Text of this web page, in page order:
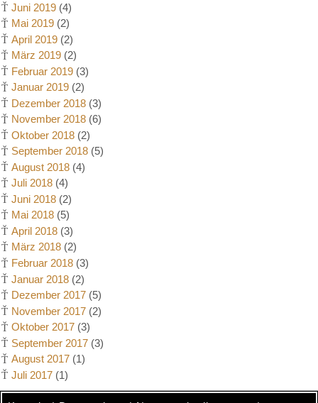
Juni 2019 (4)
Mai 2019 (2)
April 2019 (2)
März 2019 (2)
Februar 2019 (3)
Januar 2019 (2)
Dezember 2018 (3)
November 2018 (6)
Oktober 2018 (2)
September 2018 (5)
August 2018 (4)
Juli 2018 (4)
Juni 2018 (2)
Mai 2018 (5)
April 2018 (3)
März 2018 (2)
Februar 2018 (3)
Januar 2018 (2)
Dezember 2017 (5)
November 2017 (2)
Oktober 2017 (3)
September 2017 (3)
August 2017 (1)
Juli 2017 (1)